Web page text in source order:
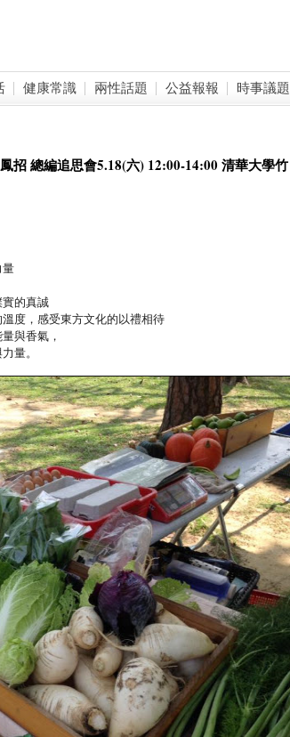
健康常識 兩性話題 公益報報 時事議題
招 總編追思會5.18(六) 12:00-14:00 清華大學竹
量
的真誠
度，感受東方文化的以禮相待
與香氣，
量。